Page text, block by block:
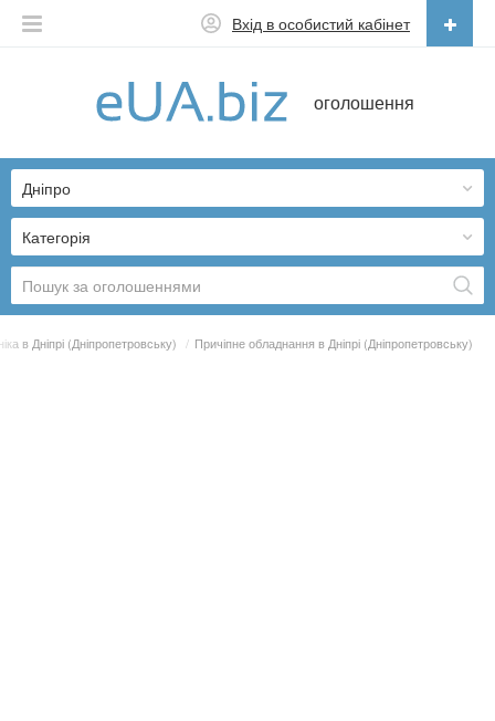
оголошення
Вхід в особистий кабінет
Українська
Категорія
Дніпро
в Дніпрі (Дніпропетровську) / Причіпне обладнання в Дніпрі (Дніпропетровську)